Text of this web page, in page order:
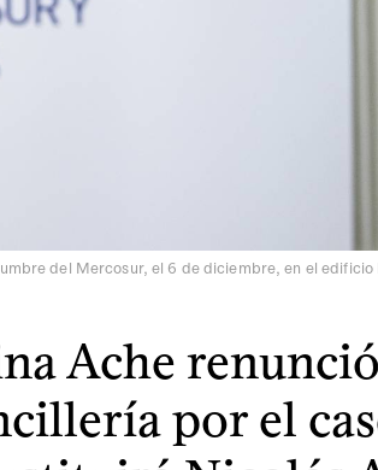
del Mercosur, el 6 de diciembre, en el edificio
Ache
por el